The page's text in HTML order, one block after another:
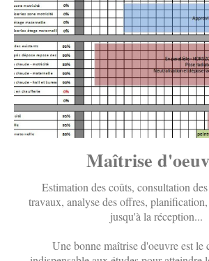
Maîtrise
Estimation des coûts, consultation
travaux, analyse des offres,
jusqu'à la réception...
Une bonne maîtrise d'oeuvre est le